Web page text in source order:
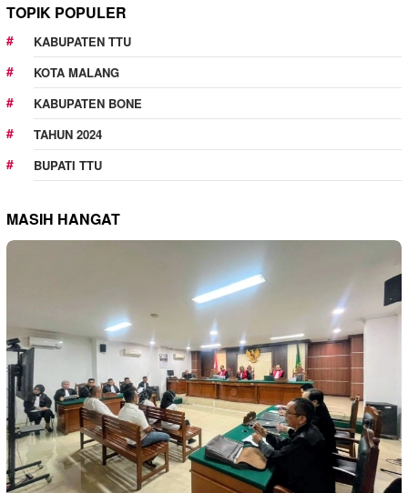
TOPIK POPULER
KABUPATEN TTU
KOTA MALANG
KABUPATEN BONE
TAHUN 2024
BUPATI TTU
MASIH HANGAT